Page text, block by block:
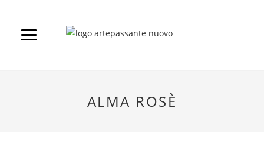
ALMA ROSÈ